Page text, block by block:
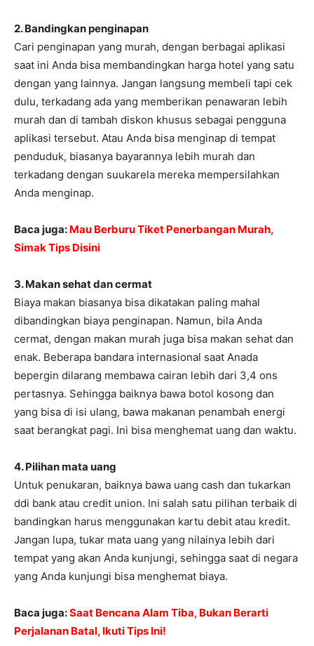
2. Bandingkan penginapan
Cari penginapan yang murah, dengan berbagai aplikasi
saat ini Anda bisa membandingkan harga hotel yang satu
dengan yang lainnya. Jangan langsung membeli tapi cek
dulu, terkadang ada yang memberikan penawaran lebih
murah dan di tambah diskon khusus sebagai pengguna
aplikasi tersebut. Atau Anda bisa menginap di tempat
penduduk, biasanya bayarannya lebih murah dan
terkadang dengan suukarela mereka mempersilahkan
Anda menginap.
Baca juga: Mau Berburu Tiket Penerbangan Murah,
Simak Tips Disini
3. Makan sehat dan cermat
Biaya makan biasanya bisa dikatakan paling mahal
dibandingkan biaya penginapan. Namun, bila Anda
cermat, dengan makan murah juga bisa makan sehat dan
enak. Beberapa bandara internasional saat Anada
bepergin dilarang membawa cairan lebih dari 3,4 ons
pertasnya. Sehingga baiknya bawa botol kosong dan
yang bisa di isi ulang, bawa makanan penambah energi
saat berangkat pagi. Ini bisa menghemat uang dan waktu.
4. Pilihan mata uang
Untuk penukaran, baiknya bawa uang cash dan tukarkan
ddi bank atau credit union. Ini salah satu pilihan terbaik di
bandingkan harus menggunakan kartu debit atau kredit.
Jangan lupa, tukar mata uang yang nilainya lebih dari
tempat yang akan Anda kunjungi, sehingga saat di negara
yang Anda kunjungi bisa menghemat biaya.
Baca juga:Saat Bencana Alam Tiba, Bukan Berarti
Perjalanan Batal, Ikuti Tips Ini!